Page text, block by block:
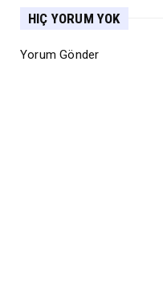
HIÇ YORUM YOK
Yorum Gönder